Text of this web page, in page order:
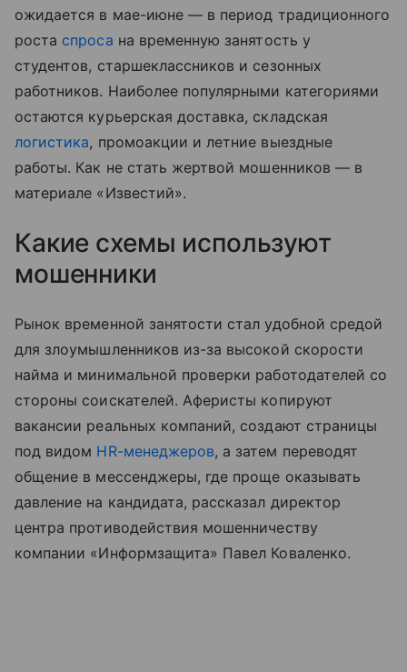
ожидается в мае-июне — в период традиционного
роста спроса на временную занятость у
студентов, старшеклассников и сезонных
работников. Наиболее популярными категориями
остаются курьерская доставка, складская
логистика, промоакции и летние выездные
работы. Как не стать жертвой мошенников — в
материале «Известий».
Какие схемы используют
мошенники
Рынок временной занятости стал удобной средой
для злоумышленников из-за высокой скорости
найма и минимальной проверки работодателей со
стороны соискателей. Аферисты копируют
вакансии реальных компаний, создают страницы
под видом HR-менеджеров, а затем переводят
общение в мессенджеры, где проще оказывать
давление на кандидата, рассказал директор
центра противодействия мошенничеству
компании «Информзащита» Павел Коваленко.